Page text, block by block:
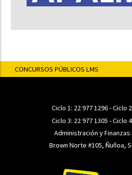
CONCURSOS PÚBLICOS LMS
Ciclo 1: 22 977 1296- Ciclo
Ciclo 3: 22 977 1305 - Ciclo
Administración y Finanzas:
Brown Norte #105, Ñuñoa,